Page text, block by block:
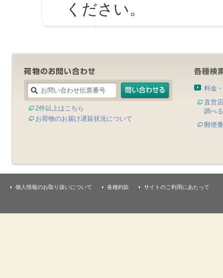
ください。
2件以上はこちら
お荷物のお届け遅延状況について
料金
直営
調べる
郵便
個人情報のお取り扱いについて 各種約款 サイトのご利用にあたって